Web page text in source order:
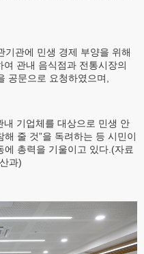
기관에 민생 경제 부양을 위해
관내 음식점과 전통시장의
공문으로 요청하였으며,
내 기업체를 대상으로 민생 안
줄 것”을 독려하는 등 시민이
총력을 기울이고 있다.(자료
과)